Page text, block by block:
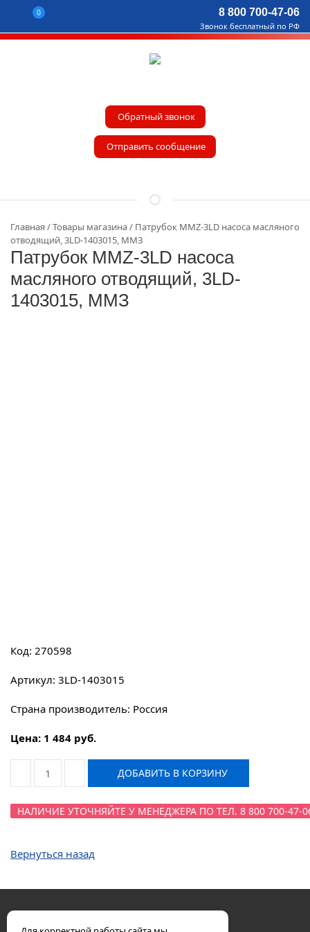
0 8 800 700-47-06
Звонок бесплатный по РФ
Обратный звонок
Отправить сообщение
Главная Товары магазина
Патрубок MMZ-3LD насоса масляного
отводящий, 3LD-1403015, ММЗ
Патрубок MMZ-3LD насоса
масляного отводящий, 3LD-
1403015, ММЗ
Код: 270598
Артикул: 3LD-1403015
Страна производитель: Россия
Цена: 1 484 руб.
ДОБАВИТЬ В КОРЗИНУ
НАЛИЧИЕ УТОЧНЯЙТЕ У МЕНЕДЖЕРА ПО ТЕЛ. 8 800 700-47-
Вернуться назад